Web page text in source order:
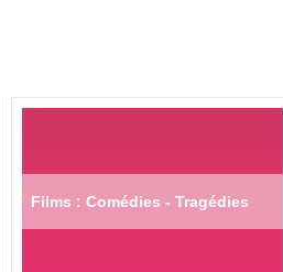
Films : Comédies - Tragédies